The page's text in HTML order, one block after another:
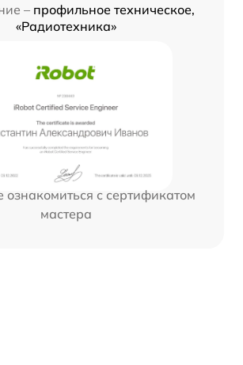
– профильное техническое,
«Радиотехника»
с сертификатом
мастера